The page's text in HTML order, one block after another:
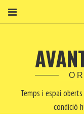
Temps i espai
condició